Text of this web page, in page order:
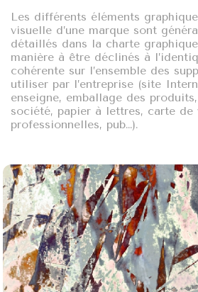
Les différents éléments
visuelle d’une marque sont
détaillés dans la charte
manière à être déclinés à
cohérente sur l’ensemble des
utiliser par l’entreprise (site
enseigne, emballage des
société, papier à lettres, carte de
professionnelles, pub…).